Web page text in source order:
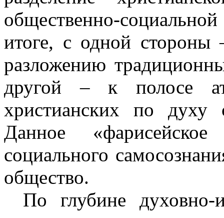
общественно-
итоге, с одной стороны
разложению
другой – к полосе
христианских по духу
Данное «фарисейское
социального
общество.
По глубине духовно-